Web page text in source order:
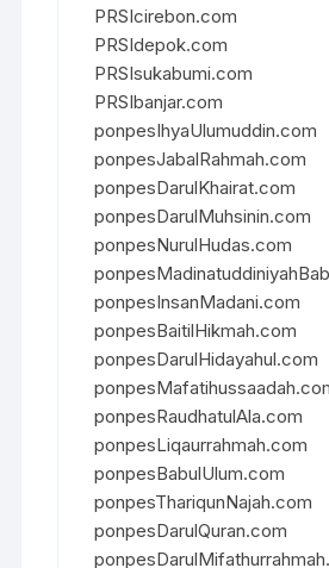
PRSIcirebon.com
PRSIdepok.com
PRSIsukabumi.com
PRSIbanjar.com
ponpesIhyaUlumuddin.com
ponpesJabalRahmah.com
ponpesDarulKhairat.com
ponpesDarulMuhsinin.com
ponpesNurulHudas.com
ponpesInsanMadani.com
ponpesBaitilHikmah.com
ponpesDarulHidayahul.com
ponpesRaudhatulAla.com
ponpesLiqaurrahmah.com
ponpesBabulUlum.com
ponpesThariqunNajah.com
ponpesDarulQuran.com